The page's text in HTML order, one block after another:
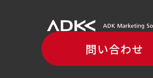
問い合わせ